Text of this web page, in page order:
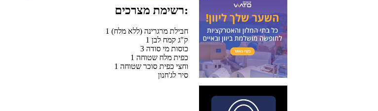
רשימת מצרכים:
1 חבילת מרגרינה (ללא מלח)
1 ק"ג קמח לבן
3 כוסות מי סודה
1 כפית מלח שטוחה
1 וחצי כפית סוכר שטוחה
סיר לג'חנון